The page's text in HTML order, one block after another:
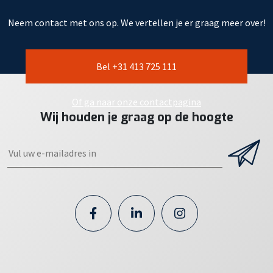
Neem contact met ons op. We vertellen je er graag meer over!
Bel +31 413 725 111
Of ga naar onze contactpagina
Wij houden je graag op de hoogte